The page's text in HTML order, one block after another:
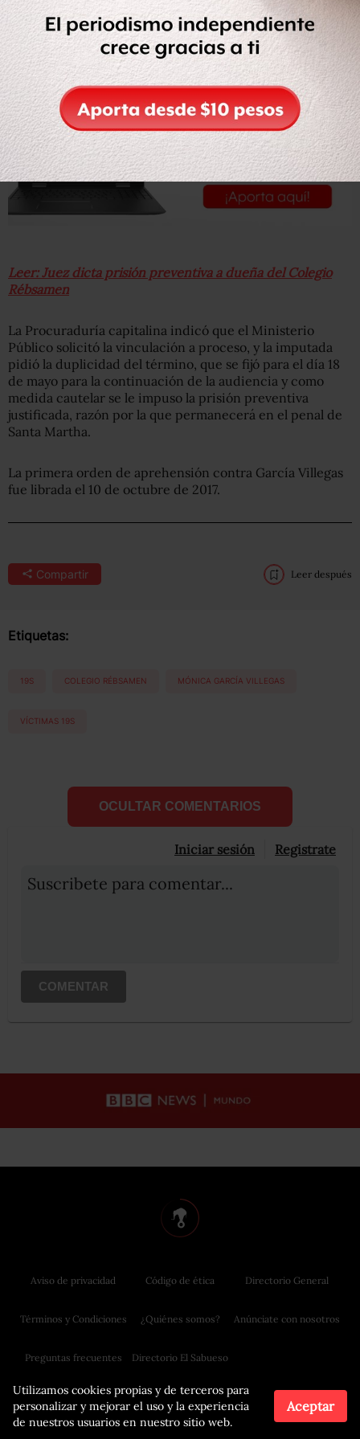
Leer: Juez dicta prisión preventiva a dueña del Colegio
Rébsamen
La Procuraduría capitalina indicó que el Ministerio
Público solicitó la vinculación a proceso, y la imputada
pidió la duplicidad del término, que se fijó para el día 18
de mayo para la continuación de la audiencia y como
medida cautelar se le impuso la prisión preventiva
justificada, razón por la que permanecerá en el penal de
Santa Martha.
La primera orden de aprehensión contra García Villegas
fue librada el 10 de octubre de 2017.
Compartir Leer después
Etiquetas:
19S COLEGIO RÉBSAMEN MÓNICA GARCÍA VILLEGAS
VÍCTIMAS 19S
OCULTAR COMENTARIOS
Iniciar sesión Registrate
Suscribete para comentar...
COMENTAR
Utilizamos cookies propias y de terceros para
personalizar y mejorar el uso y la experiencia
de nuestros usuarios en nuestro sitio web.
Aceptar
Aviso de privacidad
Términos y Condiciones
Preguntas frecuentes
Código de ética
¿Quiénes somos?
Directorio El Sabueso
Directorio General
Anúnciate con nosotros